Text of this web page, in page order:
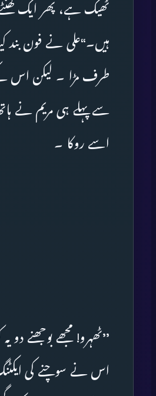
ٹھیک ہے، پھر ایک
ہیں۔‘‘علی نے فون بند
طرف مڑا ۔ لیکن اس
سے پہلے ہی مریم نے
اسے روکا ۔
’’ٹھہرو! مجھے بوجھنے دو
اس نے سوچنے کی